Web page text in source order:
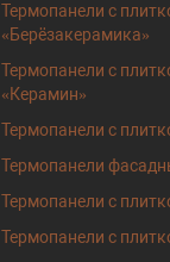
Термопанели с
«Берёзакерамика»
Термопанели с
«Керамин»
Термопанели с
Термопанели
Термопанели с
Термопанели с